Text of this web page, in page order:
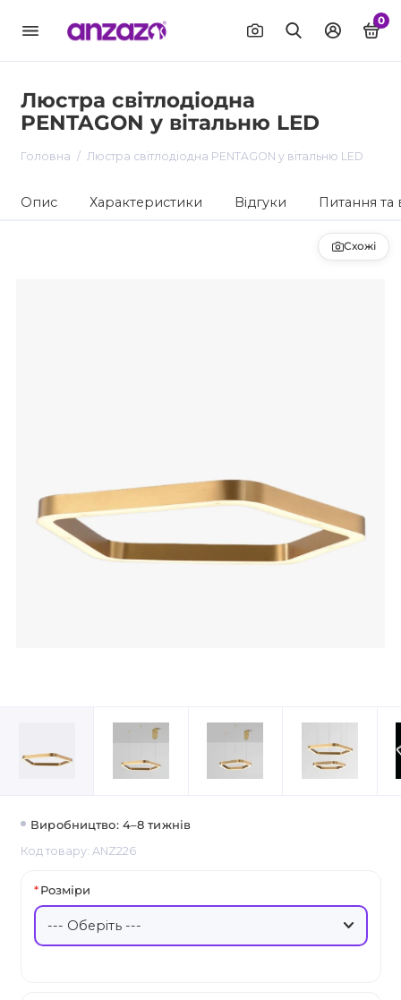
0
Люстра світлодіодна
PENTAGON у вітальню LED
Головна Люстра світлодіодна PENTAGON у вітальню LED
Опис Характеристики Відгуки Питання та
Схожі
Виробництво: 4–8 тижнів
Код товару: ANZ226
Розміри